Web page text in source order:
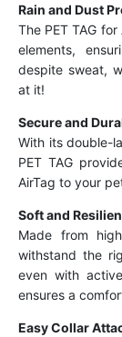
Rain and Dust
The PET TAG
elements,
despite sweat,
at it!
Secure and
With its double-
PET TAG
AirTag to your
Soft and
Made from
withstand the
even with
ensures a
Easy Collar